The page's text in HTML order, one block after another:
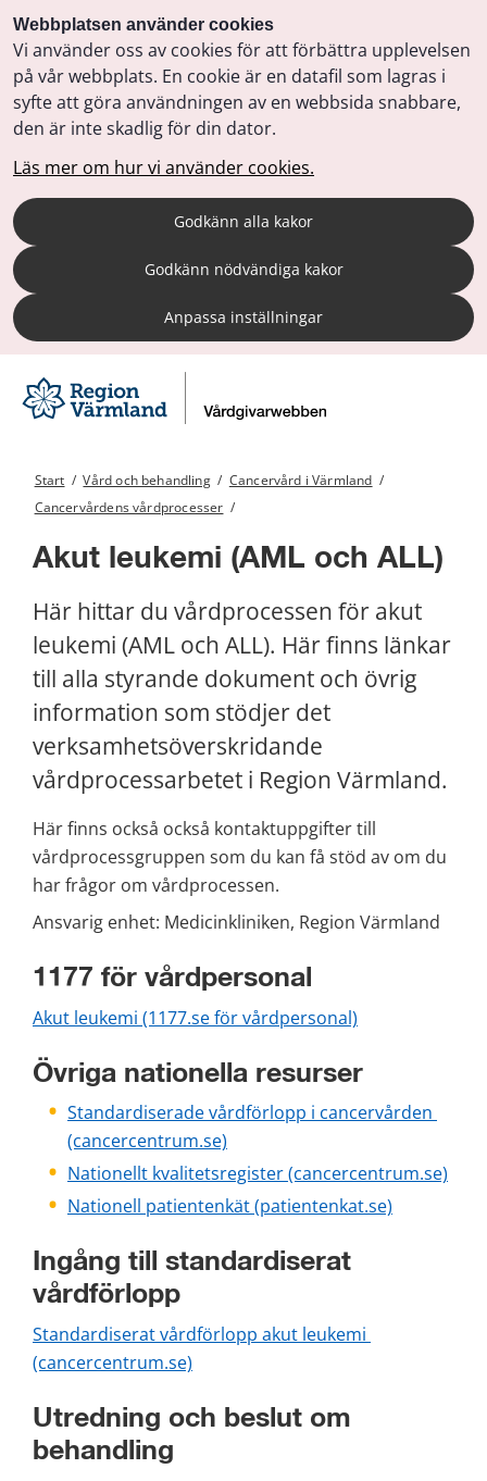
Webbplatsen använder cookies
Vi använder oss av cookies för att förbättra upplevelsen
på vår webbplats. En cookie är en datafil som lagras i
syfte att göra användningen av en webbsida snabbare,
den är inte skadlig för din dator.
Läs mer om hur vi använder cookies.
Godkänn alla kakor
Godkänn nödvändiga kakor
Anpassa inställningar
Start / Vård och behandling / Cancervård i Värmland /
Cancervårdens vårdprocesser /
Akut leukemi (AML och ALL)
Här hittar du vårdprocessen för akut
leukemi (AML och ALL). Här finns länkar
till alla styrande dokument och övrig
information som stödjer det
verksamhetsöverskridande
vårdprocessarbetet i Region Värmland.
Här finns också också kontaktuppgifter till
vårdprocessgruppen som du kan få stöd av om du
har frågor om vårdprocessen.
Ansvarig enhet: Medicinkliniken, Region Värmland
1177 för vårdpersonal
Akut leukemi (1177.se för vårdpersonal)
Övriga nationella resurser
Standardiserade vårdförlopp i cancervården
(cancercentrum.se)
Nationellt kvalitetsregister (cancercentrum.se)
Nationell patientenkät (patientenkat.se)
Ingång till standardiserat
vårdförlopp
Standardiserat vårdförlopp akut leukemi
(cancercentrum.se)
Utredning och beslut om
behandling